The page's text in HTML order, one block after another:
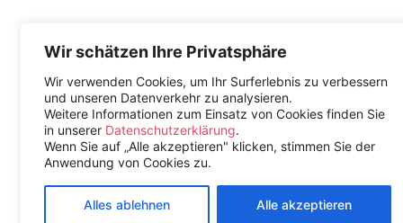
Wir schätzen Ihre Privatsphäre
Wir verwenden Cookies, um Ihr Surferlebnis zu verbessern
und unseren Datenverkehr zu analysieren.
Weitere Informationen zum Einsatz von Cookies finden Sie
in unserer Datenschutzerklärung.
Wenn Sie auf „Alle akzeptieren" klicken, stimmen Sie der
Anwendung von Cookies zu.
Alles ablehnen Alle akzeptieren